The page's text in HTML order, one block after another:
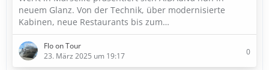
neuem Glanz. Von der Technik, über modernisierte
Kabinen, neue Restaurants bis zum…
Flo on Tour
23. März 2025 um 19:17
0